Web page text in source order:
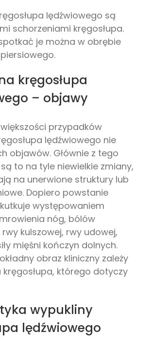
lędźwiowego są
schorzeniami kręgosłupa.
je można w obrębie
kręgosłupa
– objawy
przypadków
lędźwiowego nie
objawów. Głównie z tego
to na tyle niewielkie zmiany,
na unerwione struktury lub
Dopiero powstanie
występowaniem
nóg, bólów
rwy kulszowej, rwy udowej,
mięśni kończyn dolnych.
obraz kliniczny zależy
którego dotyczy
wypukliny
lędźwiowego